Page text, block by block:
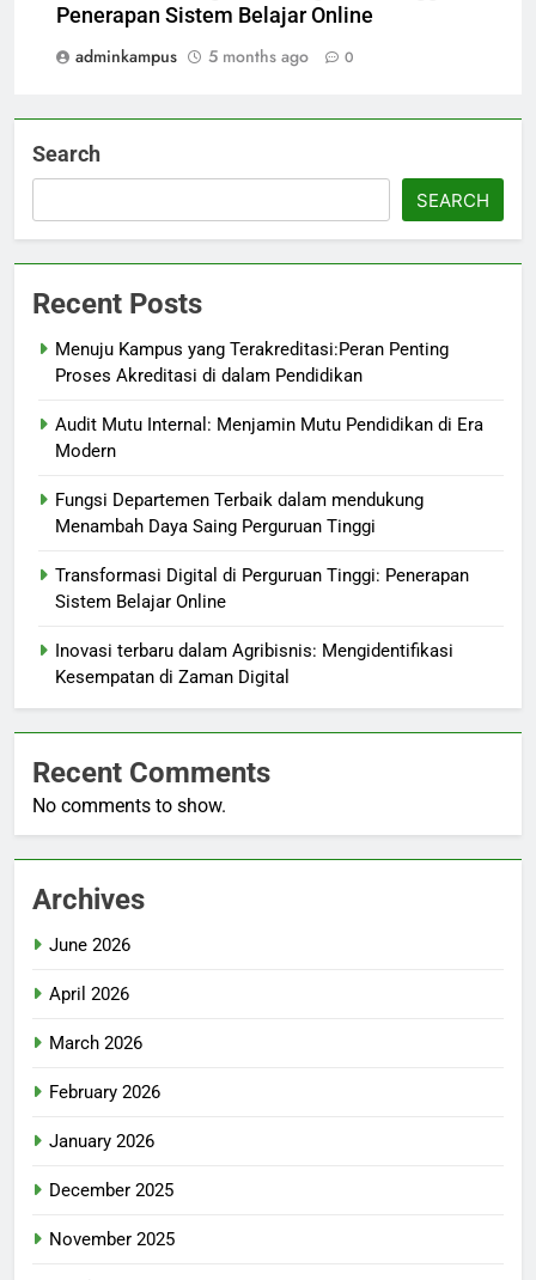
Penerapan Sistem Belajar Online
adminkampus
5 months ago 0
Search
SEARCH
Recent Posts
Menuju Kampus yang Terakreditasi:Peran Penting
Proses Akreditasi di dalam Pendidikan
Audit Mutu Internal: Menjamin Mutu Pendidikan di Era
Modern
Fungsi Departemen Terbaik dalam mendukung
Menambah Daya Saing Perguruan Tinggi
Transformasi Digital di Perguruan Tinggi: Penerapan
Sistem Belajar Online
Inovasi terbaru dalam Agribisnis: Mengidentifikasi
Kesempatan di Zaman Digital
Recent Comments
No comments to show.
Archives
June 2026
April 2026
March 2026
February 2026
January 2026
December 2025
November 2025